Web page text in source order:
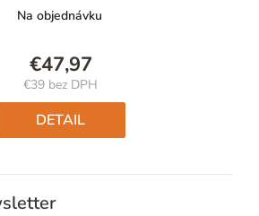
Na objednávku
€47,97
€39 bez DPH
Jednotková
cena:
DETAIL